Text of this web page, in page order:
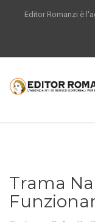
Editor Romanzi è
Trama